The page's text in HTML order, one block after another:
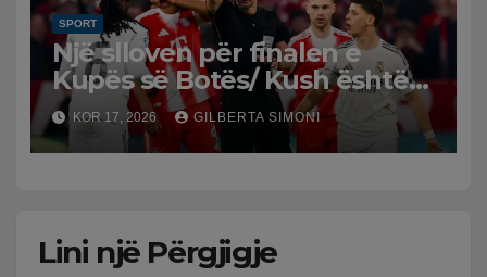
SPORT
Një slloven për finalen e
Kupës së Botës/ Kush është
Slavko Vincic, arbitri që do të
vërë drejtësi në Spanjë-
Argjentinë
KOR 17, 2026 GILBERTA SIMONI
Lini një Përgjigje